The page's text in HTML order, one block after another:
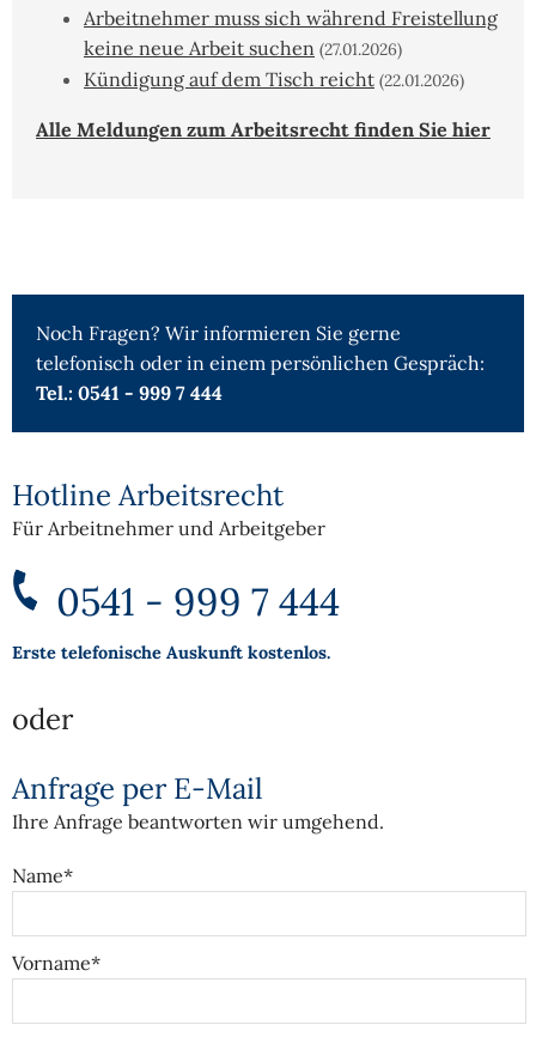
Arbeitnehmer muss sich während Freistellung
keine neue Arbeit suchen (27.01.2026)
Kündigung auf dem Tisch reicht (22.01.2026)
Alle Meldungen zum Arbeitsrecht finden Sie hier
Noch Fragen? Wir informieren Sie gerne
telefonisch oder in einem persönlichen Gespräch:
Tel.: 0541 - 999 7 444
Hotline Arbeitsrecht
Für Arbeitnehmer und Arbeitgeber
0541 - 999 7 444
Erste telefonische Auskunft kostenlos.
oder
Anfrage per E-Mail
Ihre Anfrage beantworten wir umgehend.
Name*
Vorname*